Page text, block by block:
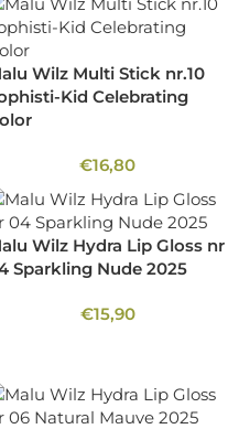
Wilz Multi Stick nr.10
Kid Celebrating
€16,80
Wilz Hydra Lip Gloss nr
Sparkling Nude 2025
€15,90